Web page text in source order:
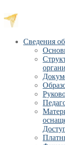
Сведения